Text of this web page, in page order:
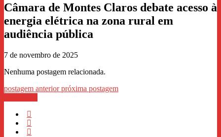
Câmara de Montes Claros debate acesso à
energia elétrica na zona rural em
audiência pública
7 de novembro de 2025
Nenhuma postagem relacionada.
postagem anteriorpróxima postagem